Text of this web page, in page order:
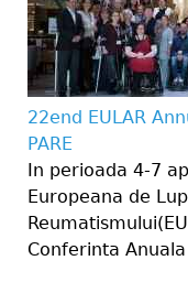
22end EULAR
PARE
In perioada 4-7
Europeana de
Conferinta